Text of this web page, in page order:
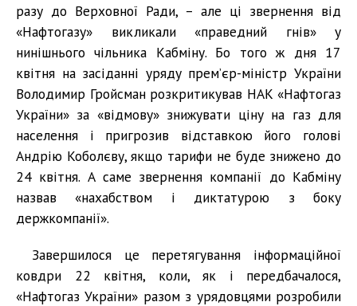
разу до Верховної Ради, – але ці звернення від
«Нафтогазу» викликали «праведний гнів» у
нинішнього чільника Кабміну. Бо того ж дня 17
квітня на засіданні уряду прем’єр-міністр України
Володимир Гройсман розкритикував НАК «Нафтогаз
України» за «відмову» знижувати ціну на газ для
населення і пригрозив відставкою його голові
Андрію Коболєву, якщо тарифи не буде знижено до
24 квітня. А саме звернення компанії до Кабміну
назвав «нахабством і диктатурою з боку
держкомпанії».
Завершилося це перетягування інформаційної
ковдри 22 квітня, коли, як і передбачалося,
«Нафтогаз України» разом з урядовцями розробили